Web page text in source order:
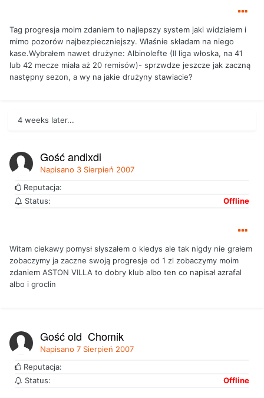
Tag progresja moim zdaniem to najlepszy system jaki widziałem i
mimo pozorów najbezpieczniejszy. Właśnie składam na niego
kase.Wybrałem nawet drużyne: Albinolefte (II liga włoska, na 41
lub 42 mecze miała aż 20 remisów)- sprzwdze jeszcze jak zaczną
następny sezon, a wy na jakie drużyny stawiacie?
4 weeks later...
Gość andixdj
Napisano 3 Sierpień 2007
Reputacja:
Status:
Offline
Witam ciekawy pomysł słyszałem o kiedys ale tak nigdy nie grałem
zobaczymy ja zaczne swoją progresje od 1 zl zobaczymy moim
zdaniem ASTON VILLA to dobry klub albo ten co napisał azrafal
albo i groclin
Gość old_Chomik
Napisano 7 Sierpień 2007
Reputacja:
Status:
Offline